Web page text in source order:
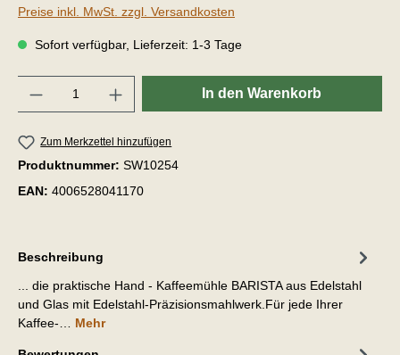
Preise inkl. MwSt. zzgl. Versandkosten
Sofort verfügbar, Lieferzeit: 1-3 Tage
In den Warenkorb
Zum Merkzettel hinzufügen
Produktnummer: SW10254
EAN: 4006528041170
Beschreibung
... die praktische Hand - Kaffeemühle BARISTA aus Edelstahl
und Glas mit Edelstahl-Präzisionsmahlwerk.Für jede Ihrer
Kaffee-… Mehr